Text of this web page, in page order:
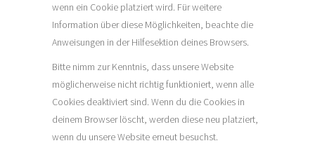
wenn ein Cookie platziert wird. Für weitere
Information über diese Möglichkeiten, beachte die
Anweisungen in der Hilfesektion deines Browsers.
Bitte nimm zur Kenntnis, dass unsere Website
möglicherweise nicht richtig funktioniert, wenn alle
Cookies deaktiviert sind. Wenn du die Cookies in
deinem Browser löscht, werden diese neu platziert,
wenn du unsere Website erneut besuchst.